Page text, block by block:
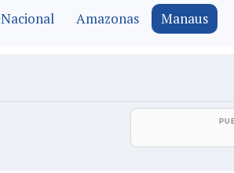
Nacional Amazonas Manaus